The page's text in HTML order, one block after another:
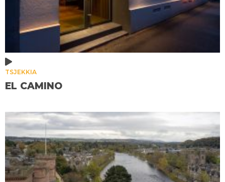
TSJEKKIA
EL CAMINO